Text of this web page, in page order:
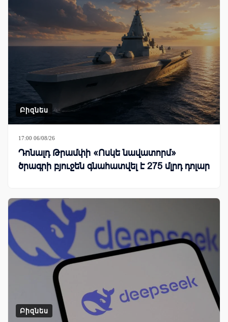
Բիզնես
17:00 06/08/26
Դոնալդ Թրամփի «Ոսկե նավատորմ»
ծրագրի բյուջեն գնահատվել է 275 մլրդ դոլար
Բիզնես